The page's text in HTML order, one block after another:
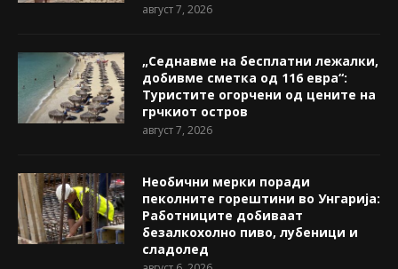
август 7, 2026
„Седнавме на бесплатни лежалки,
добивме сметка од 116 евра“:
Туристите огорчени од цените на
грчкиот остров
август 7, 2026
Необични мерки поради
пеколните горештини во Унгарија:
Работниците добиваат
безалкохолно пиво, лубеници и
сладолед